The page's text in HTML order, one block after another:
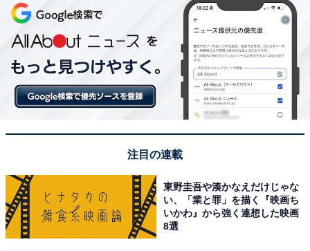
「実家を出て生活することは厳しい経済状況」
現在、実家暮らしを選択している理由は「現実的に、働
いている頃から自分の給料では実家を出て生活すること
は厳しい経済状況でした」と告白。
りません。家賃・車も持つとほぼ不可能に近いです。実
家暮らしを選ばざるを得ない状況です。そのような方は
意外と多いような気はします。一人暮らしが怖い（不審
者や地震などの災害）という点もありますが……」と、
現在の状況を説明してくれました。
注目の連載
東野圭吾や湊かなえだけじゃな
い、「業と罪」を描く『映画ち
いかわ』から強く連想した映画
8選